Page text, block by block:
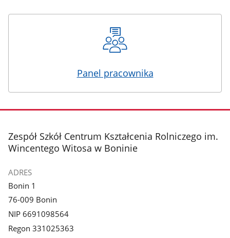
Panel pracownika
stopka
Zespół Szkół Centrum Kształcenia Rolniczego im.
Wincentego Witosa w Boninie
ADRES
Bonin 1
76-009 Bonin
NIP 6691098564
Regon 331025363